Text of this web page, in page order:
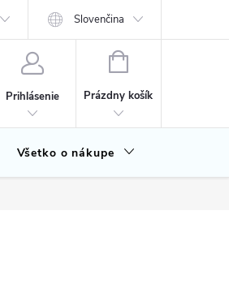
Slovenčina
Prihlásenie
NÁKUPNÝ
Prázdny košík
Všetko o nákupe